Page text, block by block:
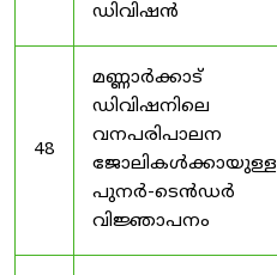
ഡിവിഷൻ
48
മണ്ണാർക്കാട്
ഡിവിഷനിലെ
വനപരിപാലന
ജോലികൾക്കായുള്ള
പുനർ-ടെൻഡർ
വിജ്ഞാപനം